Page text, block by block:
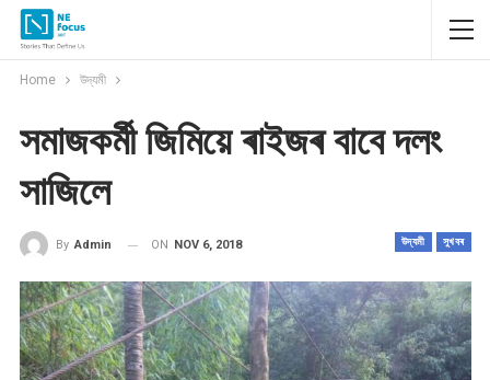
Home উদ্যমী
সমাজকৰ্মী জিমিয়ে ৰাইজৰ বাবে দলং
সাজিলে
উদ্যমী সুখবৰ
By Admin ON NOV 6, 2018